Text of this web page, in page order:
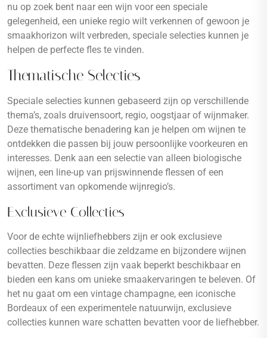
nu op zoek bent naar een wijn voor een speciale
gelegenheid, een unieke regio wilt verkennen of gewoon je
smaakhorizon wilt verbreden, speciale selecties kunnen je
helpen de perfecte fles te vinden.
Thematische Selecties
Speciale selecties kunnen gebaseerd zijn op verschillende
thema’s, zoals druivensoort, regio, oogstjaar of wijnmaker.
Deze thematische benadering kan je helpen om wijnen te
ontdekken die passen bij jouw persoonlijke voorkeuren en
interesses. Denk aan een selectie van alleen biologische
wijnen, een line-up van prijswinnende flessen of een
assortiment van opkomende wijnregio’s.
Exclusieve Collecties
Voor de echte wijnliefhebbers zijn er ook exclusieve
collecties beschikbaar die zeldzame en bijzondere wijnen
bevatten. Deze flessen zijn vaak beperkt beschikbaar en
bieden een kans om unieke smaakervaringen te beleven. Of
het nu gaat om een vintage champagne, een iconische
Bordeaux of een experimentele natuurwijn, exclusieve
collecties kunnen ware schatten bevatten voor de liefhebber.